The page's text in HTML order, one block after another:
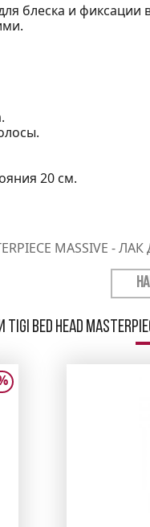
блеска и фиксации
20 см.
Bed Head